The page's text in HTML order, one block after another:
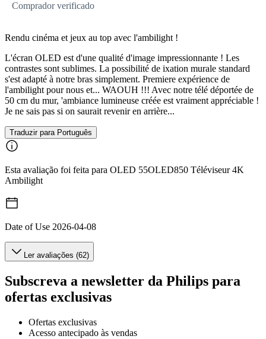
Comprador verificado
Rendu cinéma et jeux au top avec l'ambilight !
L'écran OLED est d'une qualité d'image impressionnante ! Les
contrastes sont sublimes. La possibilité de ixation murale standard
s'est adapté à notre bras simplement. Premiere expérience de
l'ambilight pour nous et... WAOUH !!! Avec notre télé déportée de
50 cm du mur, 'ambiance lumineuse créée est vraiment appréciable !
Je ne sais pas si on saurait revenir en arrière...
Traduzir para Português
Esta avaliação foi feita para OLED 55OLED850 Téléviseur 4K
Ambilight
Date of Use 2026-04-08
Ler avaliações (62)
Subscreva a newsletter da Philips para
ofertas exclusivas
Ofertas exclusivas
Acesso antecipado às vendas